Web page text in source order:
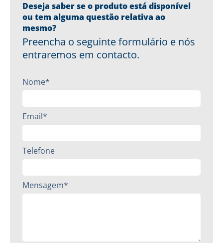
Deseja saber se o produto está disponível
ou tem alguma questão relativa ao
mesmo?
Preencha o seguinte formulário e nós
entraremos em contacto.
Nome*
Email*
Telefone
Mensagem*